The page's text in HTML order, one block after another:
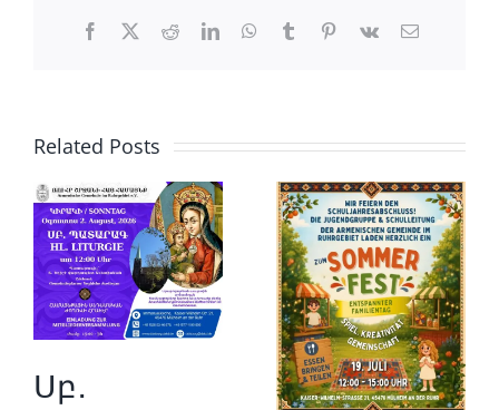
Facebook
X RedditLinkedInWhatsApp
TumblrPinterest
Vk Email
Related Posts
Սբ․